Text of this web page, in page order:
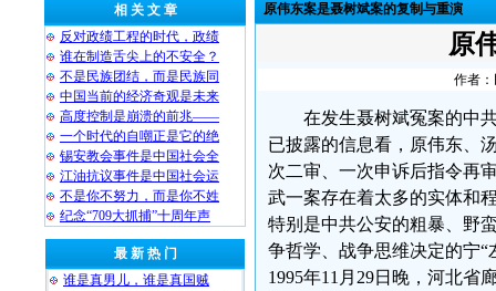
相 关 文 章
反对政绩工程的时代，政绩
谁在制造舌尖上的不安全？
不是民族团结，而是民族同
中国当前的经济奇观是未来
高度控制是崩溃的前兆——
一个时代的自嘲正是它的绝
锡安教会事件是中国社会全
江油抗议事件是中国社会运
不是你不努力，而是你不姓
纪念“709大抓捕”十周年声
最 新 热 门
谁是真男儿，谁是真国贼
原伟东案是聂树斌案的复制与重演
原
作者：
在发生聂树斌冤案的中
已披露的信息看，原伟东、
次二审、一次申诉后指令再
武一案存在着太多的实体和
特别是中共公安的粗暴、野
争哲学、战争思维决定的宁
1995年11月29日晚，河北省